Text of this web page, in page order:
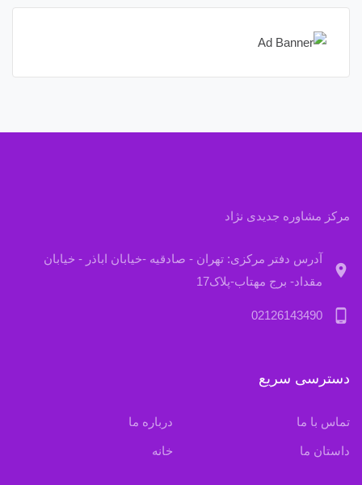
مرکز مشاوره جدیدی نژاد
location_on
آدرس دفتر مرکزی: تهران - صادقیه -خیابان اباذر - خیابان
مقداد- برج مهتاب-پلاک17
phone_android
02126143490
دسترسی سریع
تماس با ما درباره ما
داستان ما خانه